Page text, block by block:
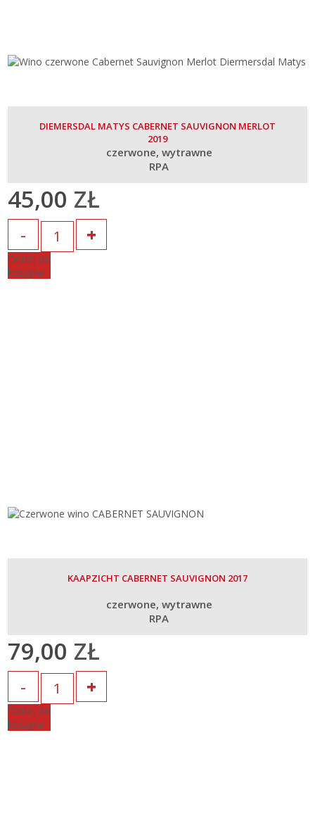
DIEMERSDAL MATYS CABERNET SAUVIGNON MERLOT
2019
czerwone wytrawne
RPA
45,00 ZŁ
Dodaj do
koszyka
KAAPZICHT CABERNET SAUVIGNON 2017
czerwone wytrawne
RPA
79,00 ZŁ
Dodaj do
koszyka